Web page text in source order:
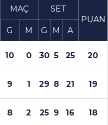
MAÇ
SET
PUAN
G
M G M A
10 0 30 5 25 20
9 1 29 8 21 19
8 2 25 9 16 18